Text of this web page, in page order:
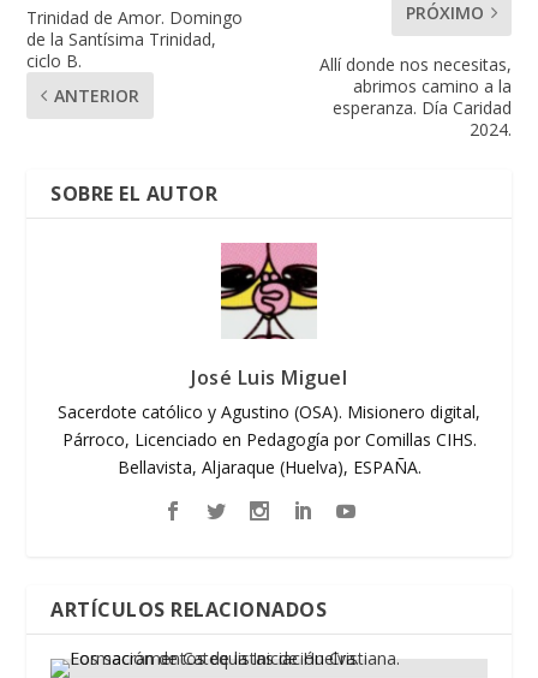
Trinidad de Amor. Domingo
de la Santísima Trinidad,
ciclo B.
ANTERIOR
PRÓXIMO
Allí donde nos necesitas,
abrimos camino a la
esperanza. Día Caridad
2024.
SOBRE EL AUTOR
José Luis Miguel
Sacerdote católico y Agustino (OSA). Misionero digital,
Párroco, Licenciado en Pedagogía por Comillas CIHS.
Bellavista, Aljaraque (Huelva), ESPAÑA.
ARTÍCULOS RELACIONADOS